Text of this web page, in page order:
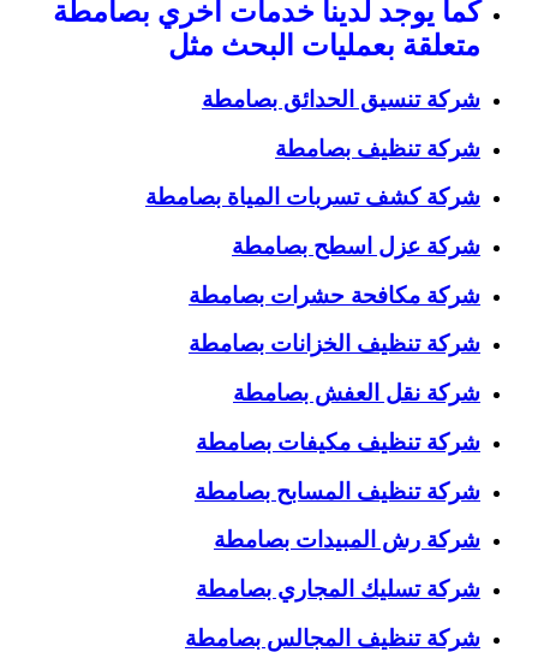
كما يوجد لدينا خدمات اخري بصامطة
متعلقة بعمليات البحث مثل
شركة تنسيق الحدائق بصامطة
شركة تنظيف بصامطة
شركة كشف تسربات المياة بصامطة
شركة عزل اسطح بصامطة
شركة مكافحة حشرات بصامطة
شركة تنظيف الخزانات بصامطة
شركة نقل العفش بصامطة
شركة تنظيف مكيفات بصامطة
شركة تنظيف المسابح بصامطة
شركة رش المبيدات بصامطة
شركة تسليك المجاري بصامطة
شركة تنظيف المجالس بصامطة